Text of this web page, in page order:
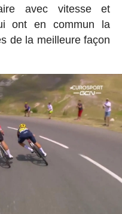
avec vitesse et
ont en commun la
de la meilleure façon